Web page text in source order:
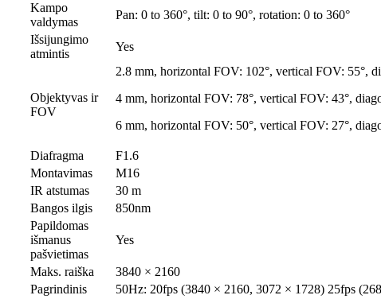
Kampo
valdymas
Pan: 0 to 360°, tilt: 0 to 90°, rotation: 0 to 360°
Išsijungimo
atmintis
Yes
Objektyvas ir
FOV
2.8 mm, horizontal FOV: 102°, vertical FOV: 55°,
4 mm, horizontal FOV: 78°, vertical FOV: 43°,
6 mm, horizontal FOV: 50°, vertical FOV: 27°,
Diafragma
F1.6
Montavimas
M16
IR atstumas
30 m
Bangos ilgis
850nm
Papildomas
išmanus
pašvietimas
Yes
Maks. raiška
3840 × 2160
Pagrindinis
50Hz: 20fps (3840 × 2160, 3072 × 1728) 25fps